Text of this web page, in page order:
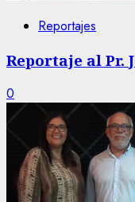
Reportajes
Reportaje al Pr.
0